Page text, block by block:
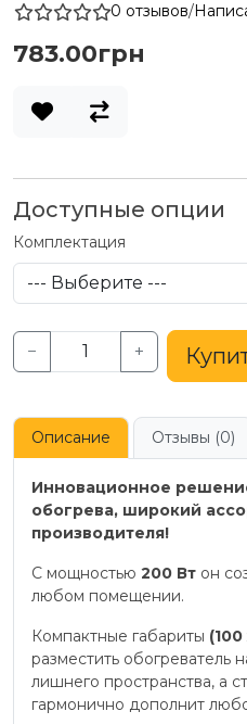
0 отзывов/
783.00грн
Доступные опции
Комплектация
− +
Описание Отзывы (0)
Инновационное
обогрева, широкий
производителя!
С мощностью 200 Вт он
любом помещении.
Компактные габариты
разместить обогреватель
лишнего пространства, а
гармонично дополнит